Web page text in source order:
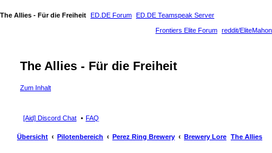
The Allies - Für die Freiheit ED.DE Forum ED.DE Teamspeak Server
reddit/EliteMahon
Frontiers Elite Forum
The Allies - Für die Freiheit
Zum Inhalt
[Aid] Discord Chat FAQ
Übersicht Pilotenbereich Perez Ring Brewery Brewery Lore The Allies